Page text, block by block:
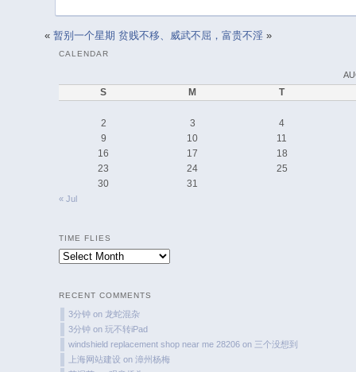
« 暂别一个星期 贫贱不移、威武不屈，富贵不淫»
CALENDAR
S M T
2 3
4
9
10
11
16
17
18
23
24
25
30
31
« Jul
TIME FLIES
Time
RECENT COMMENTS
3分钟 on 龙蛇混杂
3分钟 on玩不转iPad
windshield replacement shop near me 28206 on 三个没想到
上海网站建设 on漳州杨梅